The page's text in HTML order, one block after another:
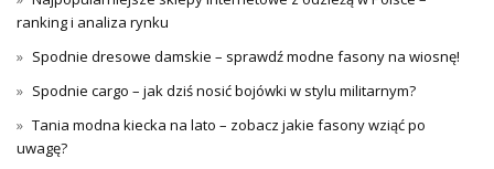
ranking i analiza rynku
Spodnie dresowe damskie – sprawdź modne fasony na wiosnę!
Spodnie cargo – jak dziś nosić bojówki w stylu militarnym?
Tania modna kiecka na lato – zobacz jakie fasony wziąć po
uwagę?